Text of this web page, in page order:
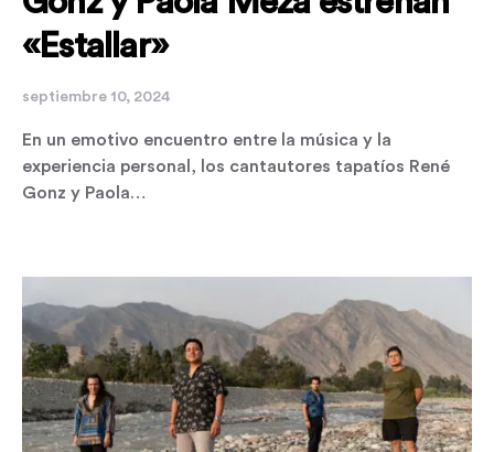
«Estallar»
septiembre 10, 2024
En un emotivo encuentro entre la música y la
experiencia personal, los cantautores tapatíos René
Gonz y Paola…